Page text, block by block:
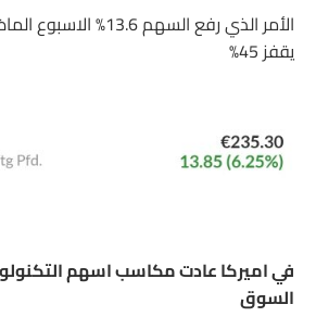
الأمر الذي رفع السهم
يقفز 45%
في اميركا عادت مكاسب اسهم
السوق